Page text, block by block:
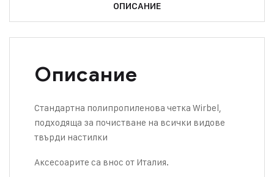
ОПИСАНИЕ
Описание
Стандартна полипропиленова четка Wirbel,
подходяща за почистване на всички видове
твърди настилки
Аксесоарите са внос от Италия.